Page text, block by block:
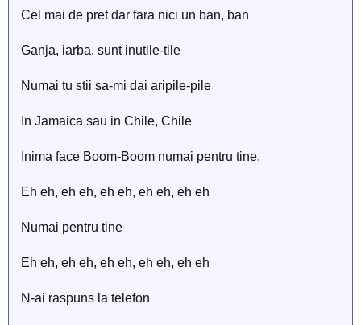
Cel mai de pret dar fara nici un ban, ban
Ganja, iarba, sunt inutile-tile
Numai tu stii sa-mi dai aripile-pile
In Jamaica sau in Chile, Chile
Inima face Boom-Boom numai pentru tine.
Eh eh, eh eh, eh eh, eh eh, eh eh
Numai pentru tine
Eh eh, eh eh, eh eh, eh eh, eh eh
N-ai raspuns la telefon